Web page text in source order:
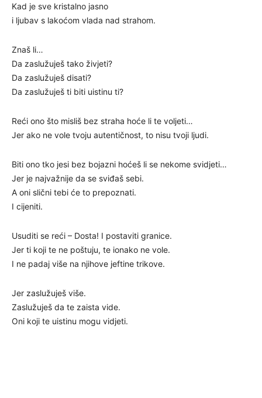
Kad je sve kristalno jasno
i ljubav s lakoćom vlada nad strahom.
Znaš li…
Da zaslužuješ tako živjeti?
Da zaslužuješ disati?
Da zaslužuješ ti biti uistinu ti?
Reći ono što misliš bez straha hoće li te voljeti…
Jer ako ne vole tvoju autentičnost, to nisu tvoji ljudi.
Biti ono tko jesi bez bojazni hoćeš li se nekome svidjeti…
Jer je najvažnije da se sviđaš sebi.
A oni slični tebi će to prepoznati.
I cijeniti.
Usuditi se reći – Dosta! I postaviti granice.
Jer ti koji te ne poštuju, te ionako ne vole.
I ne padaj više na njihove jeftine trikove.
Jer zaslužuješ više.
Zaslužuješ da te zaista vide.
Oni koji te uistinu mogu vidjeti.